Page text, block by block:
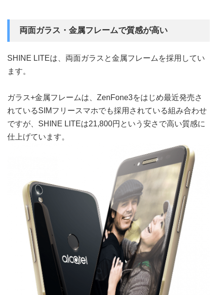
両面ガラス・金属フレームで質感が高い
SHINE LITEは、両面ガラスと金属フレームを採用してい
ます。
ガラス+金属フレームは、ZenFone3をはじめ最近発売さ
れているSIMフリースマホでも採用されている組み合わせ
ですが、SHINE LITEは21,800円という安さで高い質感に
仕上げています。